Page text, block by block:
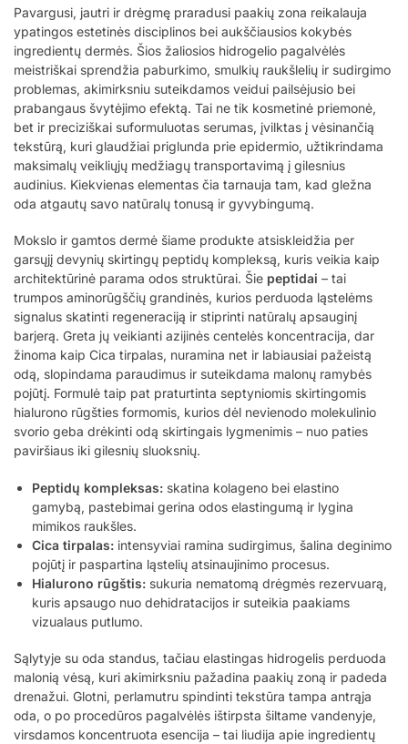
Pavargusi, jautri ir drėgmę praradusi paakių zona reikalauja
ypatingos estetinės disciplinos bei aukščiausios kokybės
ingredientų dermės. Šios žaliosios hidrogelio pagalvėlės
meistriškai sprendžia paburkimo, smulkių raukšlelių ir sudirgimo
problemas, akimirksniu suteikdamos veidui pailsėjusio bei
prabangaus švytėjimo efektą. Tai ne tik kosmetinė priemonė,
bet ir preciziškai suformuluotas serumas, įvilktas į vėsinančią
tekstūrą, kuri glaudžiai priglunda prie epidermio, užtikrindama
maksimalų veikliųjų medžiagų transportavimą į gilesnius
audinius. Kiekvienas elementas čia tarnauja tam, kad gležna
oda atgautų savo natūralų tonusą ir gyvybingumą.
Mokslo ir gamtos dermė šiame produkte atsiskleidžia per
garsųjį devynių skirtingų peptidų kompleksą, kuris veikia kaip
architektūrinė parama odos struktūrai. Šie peptidai – tai
trumpos aminorūgščių grandinės, kurios perduoda ląstelėms
signalus skatinti regeneraciją ir stiprinti natūralų apsauginį
barjerą. Greta jų veikianti azijinės centelės koncentracija, dar
žinoma kaip Cica tirpalas, nuramina net ir labiausiai pažeistą
odą, slopindama paraudimus ir suteikdama malonų ramybės
pojūtį. Formulė taip pat praturtinta septyniomis skirtingomis
hialurono rūgšties formomis, kurios dėl nevienodo molekulinio
svorio geba drėkinti odą skirtingais lygmenimis – nuo paties
paviršiaus iki gilesnių sluoksnių.
Peptidų kompleksas: skatina kolageno bei elastino
gamybą, pastebimai gerina odos elastingumą ir lygina
mimikos raukšles.
Cica tirpalas: intensyviai ramina sudirgimus, šalina deginimo
pojūtį ir paspartina ląstelių atsinaujinimo procesus.
Hialurono rūgštis: sukuria nematomą drėgmės rezervuarą,
kuris apsaugo nuo dehidratacijos ir suteikia paakiams
vizualaus putlumo.
Sąlytyje su oda standus, tačiau elastingas hidrogelis perduoda
malonią vėsą, kuri akimirksniu pažadina paakių zoną ir padeda
drenažui. Glotni, perlamutru spindinti tekstūra tampa antrąja
oda, o po procedūros pagalvėlės ištirpsta šiltame vandenyje,
virsdamos koncentruota esencija – tai liudija apie ingredientų